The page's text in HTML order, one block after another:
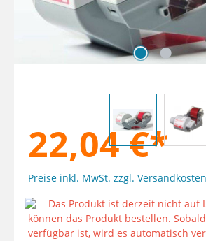
22,04 €*
Preise inkl. MwSt. zzgl. Versandkosten
Das Produkt ist derzeit nicht auf
können das Produkt bestellen.
verfügbar ist, wird es automatisch